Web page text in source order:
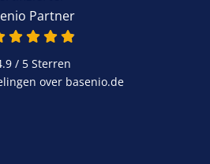
4.9 van 5
/ 5Sterren
over basenio.de